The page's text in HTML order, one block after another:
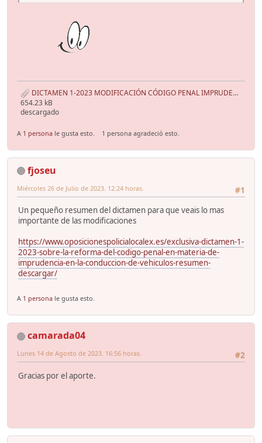
DICTAMEN 1-2023 MODIFICACIÓN CÓDIGO PENAL IMPRUDENCIA CONDUCCIÓN DE VEHÍCULOS A MOTOR O CICLOMOTOR.pdf
654.23 kB
descargado
A 1 persona le gusta esto. 1 persona agradeció esto.
fjoseu
#1
Miércoles 26 de Julio de 2023. 12:24 horas.
Un pequeño resumen del dictamen para que veais lo mas
importante de las modificaciones
https://www.oposicionespolicialocalex.es/exclusiva-dictamen-1-
2023-sobre-la-reforma-del-codigo-penal-en-materia-de-
imprudencia-en-la-conduccion-de-vehiculos-resumen-
descargar/
A 1 persona le gusta esto.
camarada04
#2
Lunes 14 de Agosto de 2023. 16:56 horas.
Gracias por el aporte.